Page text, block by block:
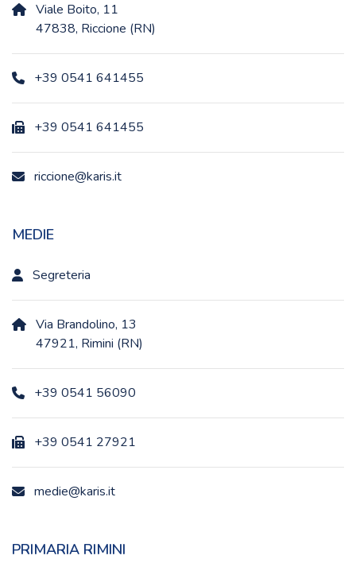
Viale Boito, 11
47838, Riccione (RN)
+39 0541 641455
+39 0541 641455
riccione@karis.it
MEDIE
Segreteria
Via Brandolino, 13
47921, Rimini (RN)
+39 0541 56090
+39 0541 27921
medie@karis.it
PRIMARIA RIMINI